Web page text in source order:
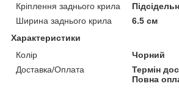
Кріплення заднього крила
Ширина заднього крила
6.5 см
Характеристики
Колір
Чорний
Доставка/Оплата
Термін
Повна